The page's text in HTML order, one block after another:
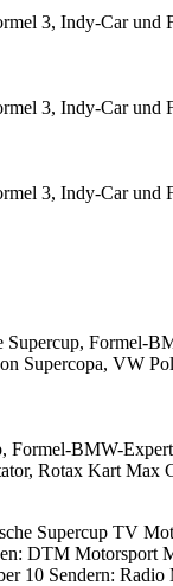
3, Indy-Car
3, Indy-Car
3, Indy-Car
Supercup, Formel-
Supercopa, VW
Formel-BMW-
Rotax Kart
Supercup TV
DTM
10 Sendern: